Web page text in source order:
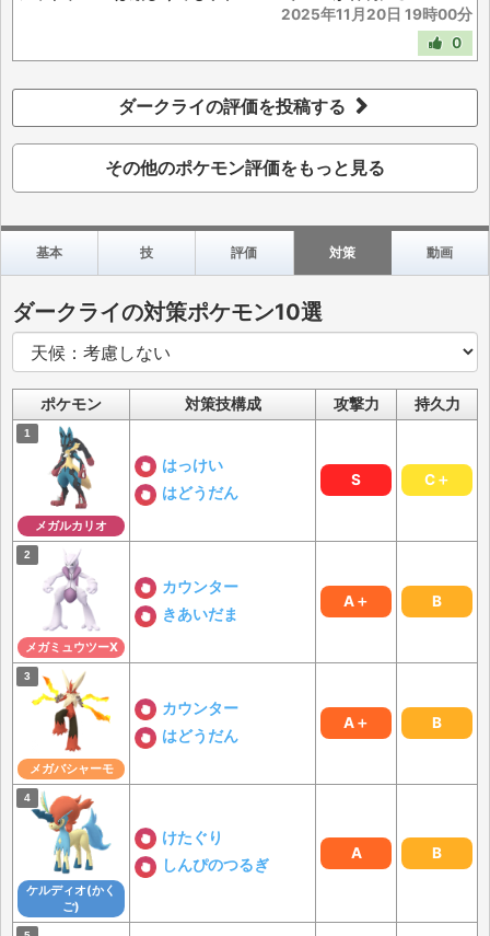
2025年11月20日 19時00分
0
ダークライの評価を投稿する
その他のポケモン評価をもっと見る
基本 技 評価 対策 動画
ダークライの対策ポケモン10選
ポケモン 対策技構成 攻撃力 持久力
メガルカリオ
はっけい
はどうだん
S C＋
メガミュウツーX
カウンター
きあいだま
A＋ B
メガバシャーモ
カウンター
はどうだん
A＋ B
ケルディオ(かく
ご)
けたぐり
しんぴのつるぎ
A B